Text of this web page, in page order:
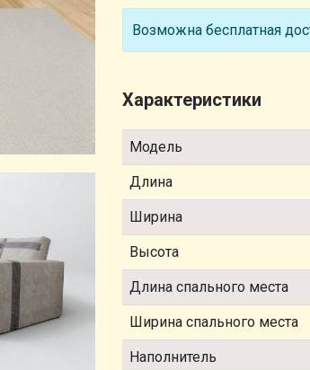
Возможна бесплатная
Характеристики
Модель
Длина
Ширина
Высота
Длина спального места
Ширина спального места
Наполнитель